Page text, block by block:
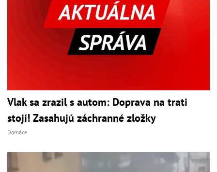
Vlak sa zrazil s autom: Doprava na trati
stojí! Zasahujú záchranné zložky
Domáce